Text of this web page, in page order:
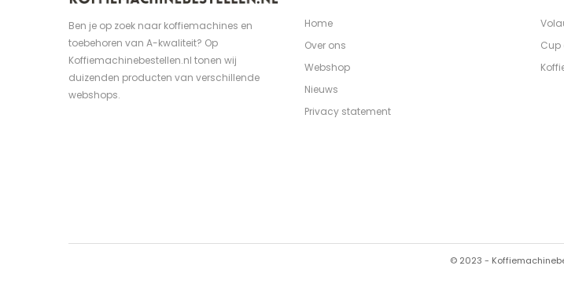
Ben je op zoek naar koffiemachines en
toebehoren van A-kwaliteit? Op
Koffiemachinebestellen.nl tonen wij
duizenden producten van verschillende
webshops.
Home
Over ons
Webshop
Nieuws
Privacy statement
Cup
© 2023 -